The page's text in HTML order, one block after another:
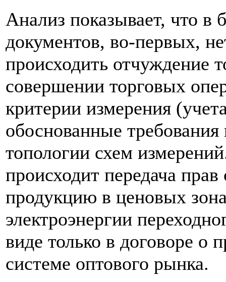
Анализ показывает, что
документов, во-первых,
происходить отчуждение
совершении торговых
критерии измерения
обоснованные
топологии схем
происходит передача
продукцию в ценовых
электроэнергии
виде только в договоре о
системе оптового рынка.